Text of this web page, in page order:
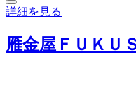
詳細を見る
雁金屋ＦＵＫＵ